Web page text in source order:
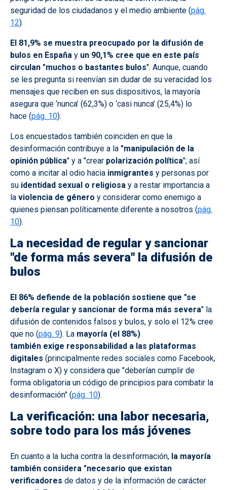
seguridad de los ciudadanos y el medio ambiente (pág.
12).
El 81,9% se muestra preocupado por la difusión de
bulos en España y un 90,1% cree que en este país
circulan "muchos o bastantes bulos". Aunque, cuando
se les pregunta si reenvían sin dudar de su veracidad los
mensajes que reciben en sus dispositivos, la mayoría
asegura que ‘nunca’ (62,3%) o ‘casi nunca’ (25,4%) lo
hace (pág. 10).
Los encuestados también coinciden en que la
desinformación contribuye a la "manipulación de la
opinión pública" y a "crear polarización política"; así
como a incitar al odio hacia inmigrantes y personas por
su identidad sexual o religiosa y a restar importancia a
la violencia de género y considerar como enemigo a
quienes piensan políticamente diferente a nosotros (pág.
10).
La necesidad de regular y sancionar
"de forma más severa" la difusión de
bulos
El 86% defiende de la población sostiene que "se
debería regular y sancionar de forma más severa" la
difusión de contenidos falsos y bulos, y solo el 12% cree
que no (pág. 9). La mayoría (el 88%)
también exige responsabilidad a las plataformas
digitales (principalmente redes sociales como Facebook,
Instagram o X) y considera que "deberían cumplir de
forma obligatoria un código de principios para combatir la
desinformación" (pág. 10).
La verificación: una labor necesaria,
sobre todo para los más jóvenes
En cuanto a la lucha contra la desinformación, la mayoría
también considera "necesario que existan
verificadores de datos y de la información de carácter